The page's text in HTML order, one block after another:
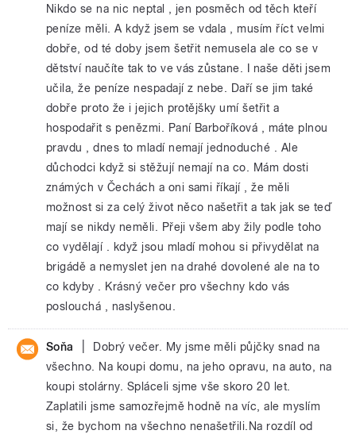
Nikdo se na nic neptal , jen posměch od těch kteří
peníze měli. A když jsem se vdala , musím říct velmi
dobře, od té doby jsem šetřit nemusela ale co se v
dětství naučíte tak to ve vás zůstane. I naše děti jsem
učila, že peníze nespadají z nebe. Daří se jim také
dobře proto že i jejich protějšky umí šetřit a
hospodařit s penězmi. Paní Barboříková , máte plnou
pravdu , dnes to mladí nemají jednoduché . Ale
důchodci když si stěžují nemají na co. Mám dosti
známých v Čechách a oni sami říkají , že měli
možnost si za celý život něco našetřit a tak jak se teď
mají se nikdy neměli. Přeji všem aby žily podle toho
co vydělají . když jsou mladí mohou si přivydělat na
brigádě a nemyslet jen na drahé dovolené ale na to
co kdyby . Krásný večer pro všechny kdo vás
poslouchá , naslyšenou.
Soňa
Dobrý večer. My jsme měli půjčky snad na
všechno. Na koupi domu, na jeho opravu, na auto, na
koupi stolárny. Spláceli sjme vše skoro 20 let.
Zaplatili jsme samozřejmě hodně na víc, ale myslím
si, že bychom na všechno nenašetřili.Na rozdíl od